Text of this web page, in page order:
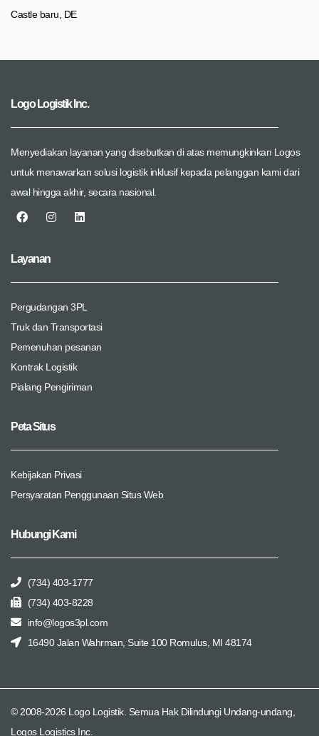
Castle baru, DE
Logo Logistik Inc.
Menyediakan layanan yang disebutkan di atas memungkinkan Logos
untuk menawarkan solusi logistik inklusif kepada pelanggan kami dari
awal hingga akhir, secara nasional.
Layanan
Pergudangan 3PL
Truk dan Transportasi
Pemenuhan pesanan
Kontrak Logistik
Pialang Pengiriman
Peta Situs
Kebijakan Privasi
Persyaratan Penggunaan Situs Web
Hubungi Kami
(734) 403-1777
(734) 403-8228
info@logos3pl.com
16490 Jalan Wahrman, Suite 100 Romulus, MI 48174
© 2008-2026 Logo Logistik. Semua Hak Dilindungi Undang-undang,
Logos Logistics Inc.